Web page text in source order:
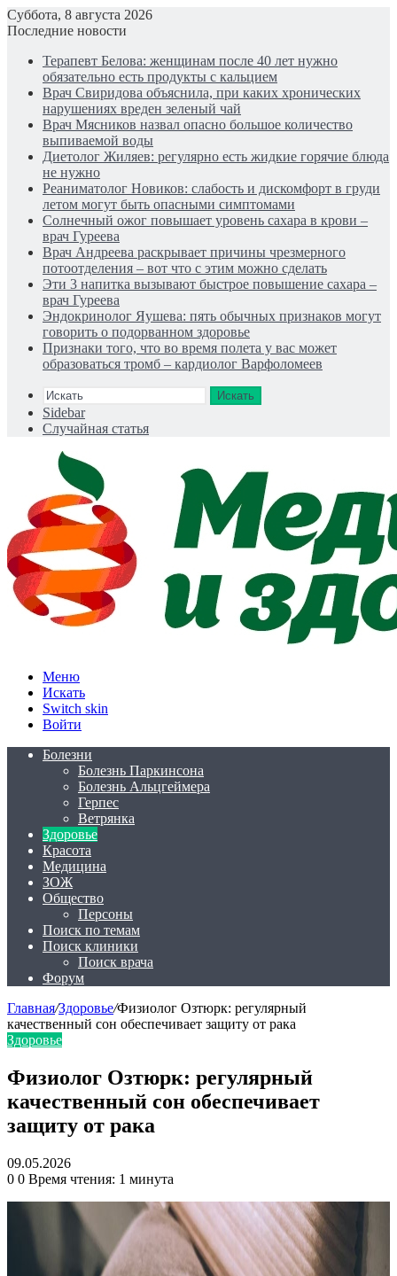
Суббота, 8 августа 2026
Последние новости
Терапевт Белова: женщинам после 40 лет нужно
обязательно есть продукты с кальцием
Врач Свиридова объяснила, при каких хронических
нарушениях вреден зеленый чай
Врач Мясников назвал опасно большое количество
выпиваемой воды
Диетолог Жиляев: регулярно есть жидкие горячие блюда
не нужно
Реаниматолог Новиков: слабость и дискомфорт в груди
летом могут быть опасными симптомами
Солнечный ожог повышает уровень сахара в крови –
врач Гуреева
Врач Андреева раскрывает причины чрезмерного
потоотделения – вот что с этим можно сделать
Эти 3 напитка вызывают быстрое повышение сахара –
врач Гуреева
Эндокринолог Яушева: пять обычных признаков могут
говорить о подорванном здоровье
Признаки того, что во время полета у вас может
образоваться тромб – кардиолог Варфоломеев
Искать
Sidebar
Случайная статья
Меню
Искать
Switch skin
Войти
Болезни
Болезнь Паркинсона
Болезнь Альцгеймера
Герпес
Ветрянка
Здоровье
Красота
Медицина
ЗОЖ
Общество
Персоны
Поиск по темам
Поиск клиники
Поиск врача
Форум
Главная/Здоровье/Физиолог Озтюрк: регулярный
качественный сон обеспечивает защиту от рака
Здоровье
Физиолог Озтюрк: регулярный
качественный сон обеспечивает
защиту от рака
09.05.2026
0 0 Время чтения: 1 минута